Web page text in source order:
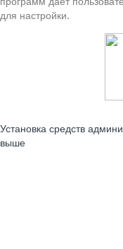
для настройки.
Установка средств
выше